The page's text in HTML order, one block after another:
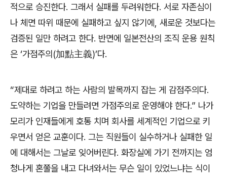
적으로 승진한다. 그래서 실패를 두려워한다. 서로 자존심이
나 체면 따위 때문에 실패하고 싶지 않기에
새로운 것보다는
검증된 일만 하려고 한다. 반면에 일본전산의 조직 운용 원칙
은 ‘가점주의 (加點主義)’다.
“제대로 하려고 하는 사람의 발목까지 잡는 게 감점주의다.
도약하는 기업을 만들려면 가점주의로 운영해야 한다.” 나가
모리가 인재들에게 호통 치며 회사를 세계적인 기업으로 키
우면서 얻은 교훈이다. 그는 직원들이 실수하거나 실패한 일
에 대해서는 그날로 잊어버린다. 화장실에 가기 전까지는 엄
청나게 혼쭐을 내고 다녀와서는 무슨 일이 있었느냐는 식이